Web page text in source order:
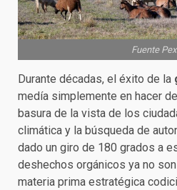
Fuente
Durante décadas, el éxito de la
medía simplemente en hacer
basura de la vista de los
climática y la búsqueda de
dado un giro de 180 grados a
deshechos orgánicos ya no
materia prima estratégica